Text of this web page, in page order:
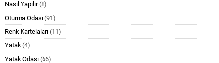
Nasıl Yapılır(8)
Oturma Odası (91)
Renk Kartelaları (11)
Yatak (4)
Yatak Odası (66)